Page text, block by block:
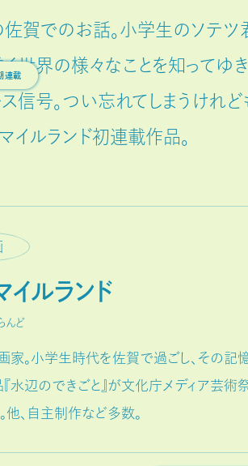
賀でのお話。小学生のソテツ
世界の様々なことを知ってゆ
信号。つい忘れてしまうけれ
イルランド初連載作品。
イルランド
んど
家。小学生時代を佐賀で過ごし、その記
水辺のできごと』が文化庁メディア芸
他、自主制作など多数。